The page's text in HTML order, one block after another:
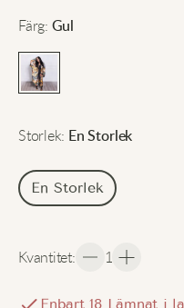
Färg: Gul
Storlek: En Storlek
En Storlek
Kvantitet: 1
Enbart 18 Lämnat i